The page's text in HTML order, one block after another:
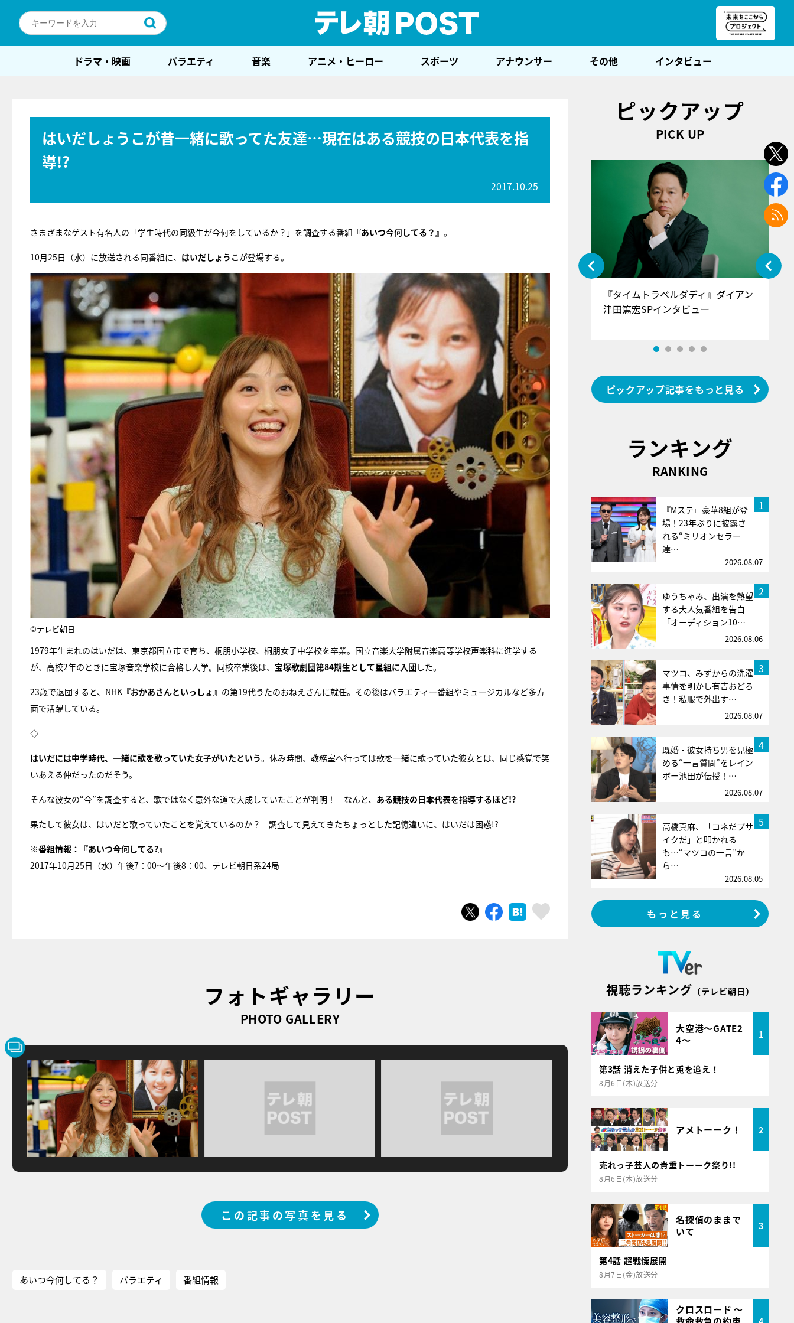
ドラマ・映画 バラエティ 音楽 アニメ・ヒーロー スポーツ アナウンサー その他 インタビュー
はいだしょうこが昔一緒に歌ってた友達…現在はある競技の日本代表を指
導!?
2017.10.25
さまざまなゲスト有名人の「学生時代の同級生が今何をしているか？」を調査する番組 『あいつ今何してる？』 。
10月25日（水）に放送される同番組に、 はいだしょうこが登場する。
©テレビ朝日
1979年生まれのはいだは、東京都国立市で育ち、桐朋小学校、桐朋女子中学校を卒業。国立音楽大学附属音楽高等学校声楽科に進学する
が、高校2年のときに宝塚音楽学校に合格し入学。同校卒業後は、 宝塚歌劇団第84期生として星組に入団 した。
23歳で退団すると、NHK 『おかあさんといっしょ』 の第19代うたのおねえさんに就任。その後はバラエティー番組やミュージカルなど多方
面で活躍している。
◇
はいだには中学時代、一緒に歌を歌っていた女子がいたという。休み時間、教務室へ行っては歌を一緒に歌っていた彼女とは、同じ感覚で笑
いあえる仲だったのだそう。
そんな彼女の“今”を調査すると、歌ではなく意外な道で大成していたことが判明！ なんと、 ある競技の日本代表を指導するほど!?
果たして彼女は、はいだと歌っていたことを覚えているのか？ 調査して見えてきたちょっとした記憶違いに、はいだは困惑!?
※番組情報：『あいつ今何してる?』
2017年10月25日（水）午後7：00～午後8：00、テレビ朝日系24局
ツイートシェア はてブ スキボタン
フォトギャラリー
PHOTO GALLERY
この記事の写真を見る
あいつ今何してる？ バラエティ 番組情報
ピックアップ
PICK UP
『アイ＝ラブ！げーみんぐ』＝LOV
E齋藤樹愛羅＆佐々木舞香SPインタ
ビュー
『タイムトラベルダディ』ダイアン
津田篤宏SPインタビュー
ピックアップ記事をもっと見る
ランキング
RANKING
1
『Mステ』豪華8組が登
場！23年ぶりに披露さ
れる“ミリオンセラー
達…
2026.08.07
2
ゆうちゃみ、出演を熱望
する大人気番組を告白
「オーディション10…
2026.08.06
3
マツコ、みずからの洗濯
事情を明かし有吉おどろ
き！私服で外出す…
2026.08.07
4
既婚・彼女持ち男を見極
める“一言質問”をレイン
ボー池田が伝授！…
2026.08.07
5
高橋真麻、「コネだブサ
イクだ」と叩かれる
も…“マツコの一言”か
ら…
2026.08.05
もっと見る
視聴ランキング （テレビ朝日）
大空港～GATE2
4～
1
第3話 消えた子供と兎を追え！
8月6日(木)放送分
アメトーーク！ 2
売れっ子芸人の貴重トーーク祭り!!
8月6日(木)放送分
名探偵のままで
いて
3
第4話 超戦慄展開
8月7日(金)放送分
クロスロード ～